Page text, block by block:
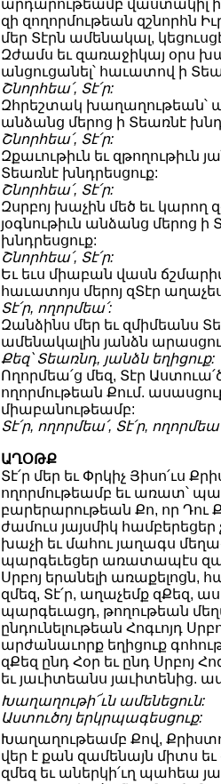
արդարութեամբ վաստակիլ
զի զողորմութեան զշնորհն
մեր Տէրն ամենակալ,
Զժամս եւ զառաջիկայ օրս
անցուցանել՝ հաւատով ի
Շնորհեա՛, Տէ՛ր:
Զհրեշտակ
անձանց մերոց ի Տեառնէ
Շնորհեա՛, Տէ՛ր:
Զքաւութիւն եւ զթողութիւն
Տեառնէ խնդրեսցուք:
Շնորհեա՛, Տէ՛ր:
Զսրբոյ խաչին մեծ եւ կարող
յօգնութիւն անձանց մերոց ի
խնդրեսցուք:
Շնորհեա՛, Տէ՛ր:
Եւ եւս միաբան վասն
հաւատոյս մերոյ զՏէր
Տէ՛ր, ողորմեա՛:
Զանձինս մեր եւ զմիմեանս
ամենակալին յանձն
Քեզ՝ Տեառնդ, յանձն եղիցուք:
Ողորմեա՛ց մեզ, Տէր
ողորմութեան Քում.
միաբանութեամբ:
Տէ՛ր, ողորմեա՛, Տէ՛ր,
ԱՂՕԹՔ
Տէ՛ր մեր եւ Փրկիչ Յիսո՛ւս
ողորմութեամբ եւ առատ՝
բարերարութեան Քո, որ Դու
ժամուս յայսմիկ
խաչի եւ մահու յաղագս
պարգեւեցեր առատապէս
Սրբոյ երանելի առաքելոցն,
զմեզ, Տէ՛ր, աղաչեմք զՔեզ,
պարգեւացդ, թողութեան
ընդունելութեան Հոգւոյդ
արժանաւորք եղիցուք
զՔեզ ընդ Հօր եւ ընդ Սրբոյ
եւ յաւիտեանս յաւիտենից.
Խաղաղութի՜ւն ամենեցուն:
Աստուծոյ երկրպագեսցուք:
Խաղաղութեամբ Քով,
վեր է քան զամենայն միտս
զմեզ եւ աներկի՛ւղ պահեա